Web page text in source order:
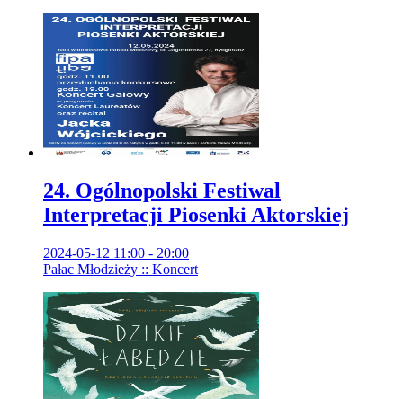
24. Ogólnopolski Festiwal
Interpretacji Piosenki Aktorskiej
2024-05-12 11:00 - 20:00
Pałac Młodzieży :: Koncert